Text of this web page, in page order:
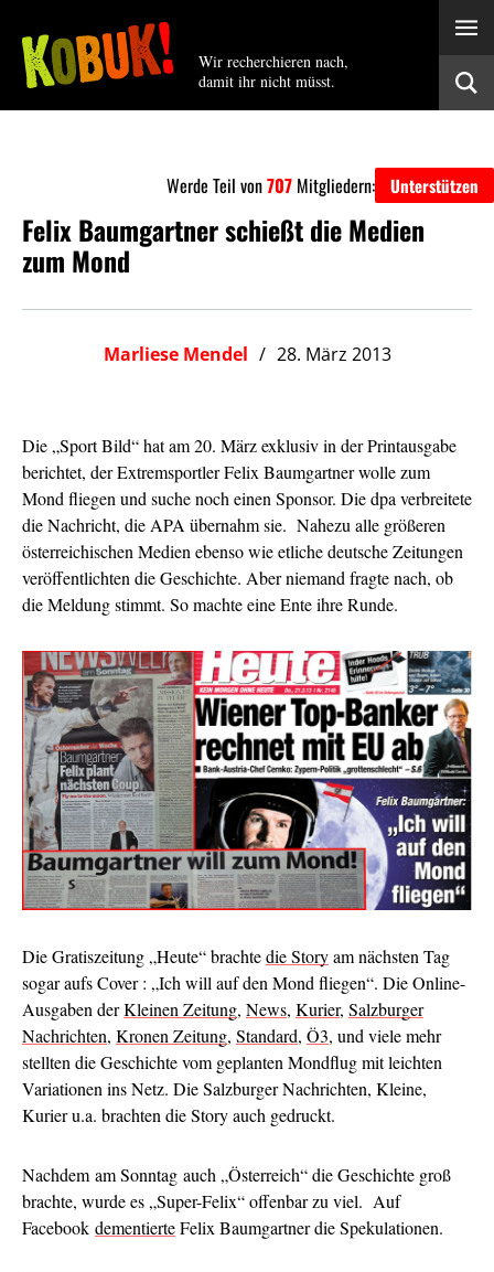
Wir recherchieren nach,
damit ihr nicht müsst.
Werde Teil von707 Mitgliedern: Unterstützen
Felix Baumgartner schießt die Medien
zum Mond
Marliese Mendel 28. März 2013
Die „Sport Bild“ hat am 20. März exklusiv in der Printausgabe
berichtet, der Extremsportler Felix Baumgartner wolle zum
Mond fliegen und suche noch einen Sponsor. Die dpa verbreitete
die Nachricht, die APA übernahm sie. Nahezu alle größeren
österreichischen Medien ebenso wie etliche deutsche Zeitungen
veröffentlichten die Geschichte. Aber niemand fragte nach, ob
die Meldung stimmt. So machte eine Ente ihre Runde.
Die Gratiszeitung „Heute“ brachtedie Storyam nächsten Tag
sogar aufs Cover : „Ich will auf den Mond fliegen“. Die Online-
Ausgaben derKleinen Zeitung, News, Kurier, Salzburger
Nachrichten, Kronen Zeitung, Standard, Ö3, und viele mehr
stellten die Geschichte vom geplanten Mondflug mit leichten
Variationen ins Netz. Die Salzburger Nachrichten, Kleine,
Kurier u.a. brachten die Story auch gedruckt.
Nachdem am Sonntag auch „Österreich“ die Geschichte groß
brachte, wurde es „Super-Felix“ offenbar zu viel. Auf
Facebook dementierteFelix Baumgartner die Spekulationen.